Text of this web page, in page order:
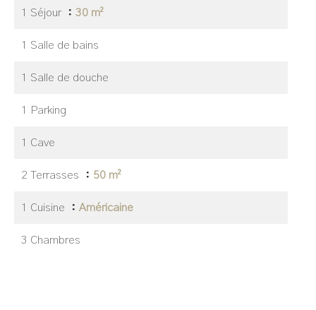
1 Séjour 30 m²
1 Salle de bains
1 Salle de douche
1 Parking
1 Cave
2 Terrasses 50 m²
1 Cuisine Américaine
3 Chambres